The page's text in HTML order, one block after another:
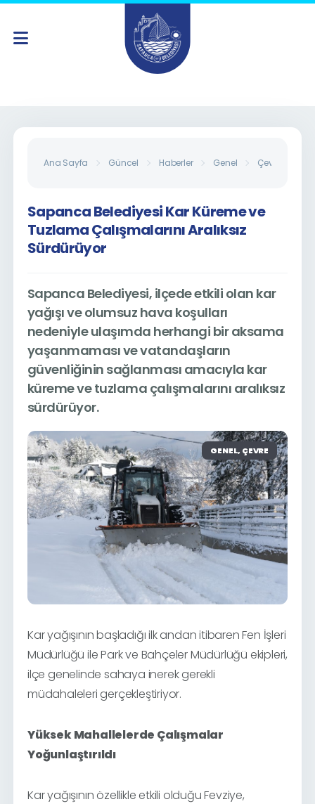
Ana Sayfa Güncel Haberler Genel Çevre
Sapanca Belediyesi Kar Küreme ve
Tuzlama Çalışmalarını Aralıksız
Sürdürüyor
Sapanca Belediyesi, ilçede etkili olan kar
yağışı ve olumsuz hava koşulları
nedeniyle ulaşımda herhangi bir aksama
yaşanmaması ve vatandaşların
güvenliğinin sağlanması amacıyla kar
küreme ve tuzlama çalışmalarını aralıksız
sürdürüyor.
GENEL, ÇEVRE
Kar yağışının başladığı ilk andan itibaren Fen İşleri
Müdürlüğü ile Park ve Bahçeler Müdürlüğü ekipleri,
ilçe genelinde sahaya inerek gerekli
müdahaleleri gerçekleştiriyor.
Yüksek Mahallelerde Çalışmalar
Yoğunlaştırıldı
Kar yağışının özellikle etkili olduğu Fevziye,